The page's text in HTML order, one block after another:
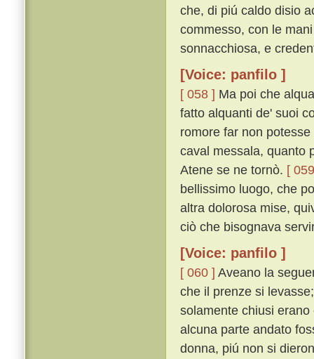
che, di piú caldo disio
commesso, con le
sonnacchiosa, e
[Voice: panfilo ]
[ 058 ] Ma poi che
fatto alquanti de' suoi
romore far non
caval messala, quanto
Atene se ne tornò. [
bellissimo luogo, che
altra dolorosa mise,
ciò che bisognava
[Voice: panfilo ]
[ 060 ] Aveano la
che il prenze si
solamente chiusi
alcuna parte andato
donna, piú non si